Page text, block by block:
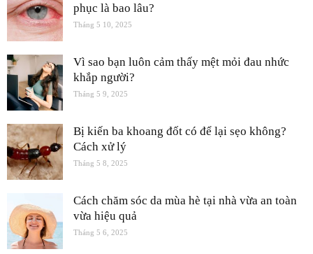
phục là bao lâu?
Tháng 5 10, 2025
Vì sao bạn luôn cảm thấy mệt mỏi đau nhức
khắp người?
Tháng 5 9, 2025
Bị kiến ba khoang đốt có để lại sẹo không?
Cách xử lý
Tháng 5 8, 2025
Cách chăm sóc da mùa hè tại nhà vừa an toàn
vừa hiệu quả
Tháng 5 6, 2025